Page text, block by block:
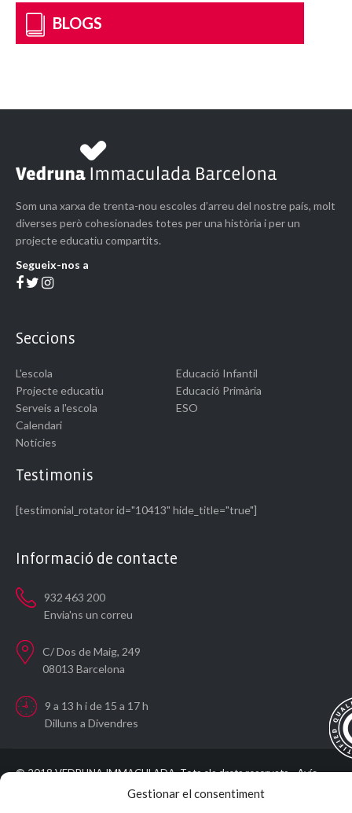
Gestionar el consentiment
BLOGS
Som una xarxa de trenta-nou escoles d’arreu del nostre país, molt
diverses però cohesionades totes per una història i per un
projecte educatiu compartits.
Segueix-nos a
Seccions
L'escola
Projecte educatiu
Serveis a l'escola
Calendari
Notícies
Educació Infantil
Educació Primària
ESO
Testimonis
[testimonial_rotator id="10413" hide_title="true"]
Informació de contacte
932 463 200
Envia'ns un correu
C/ Dos de Maig, 249
08013 Barcelona
9 a 13 h i de 15 a 17 h
Dilluns a Divendres
© 2018 VEDRUNA IMMACULADA. Tots els drets reservats -Avís
Política de privadesa-Política de cookies-